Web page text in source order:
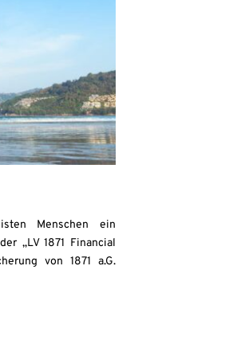
Menschen ein
„LV 1871 Financial
von 1871 a.G.